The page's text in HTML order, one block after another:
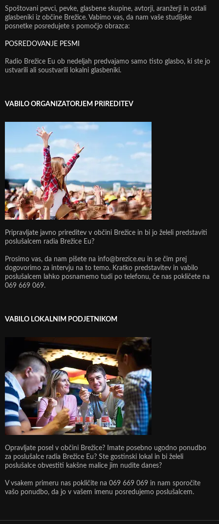
Spoštovani pevci, pevke, glasbene skupine, avtorji, aranžerji in ostali
glasbeniki iz občine Brežice. Vabimo vas, da nam vaše studijske
posnetke posredujete s pomočjo obrazca:
POSREDOVANJE PESMI
Radio Brežice Eu ob nedeljah predvajamo samo tisto glasbo, ki ste jo
ustvarili ali soustvarili lokalni glasbeniki.
VABILO ORGANIZATORJEM PRIREDITEV
Pripravljate javno prireditev v občini Brežice in bi jo želeli predstaviti
poslušalcem radia Brežice Eu?
Prosimo vas, da nam pišete na info@brezice.eu in se čim prej
dogovorimo za intervju na to temo. Kratko predstavitev in vabilo
poslušalcem lahko posnamemo tudi po telefonu, če nas pokličete na
069 669 069.
VABILO LOKALNIM PODJETNIKOM
Opravljate posel v občini Brežice? Imate posebno ugodno ponudbo
za poslušalce radia Brežice Eu? Ste gostinski lokal in bi želeli
poslušalce obvestiti kakšne malice jim nudite danes?
V vsakem primeru nas pokličite na 069 669 069 in nam sporočite
vašo ponudbo, da jo v vašem imenu posredujemo poslušalcem.